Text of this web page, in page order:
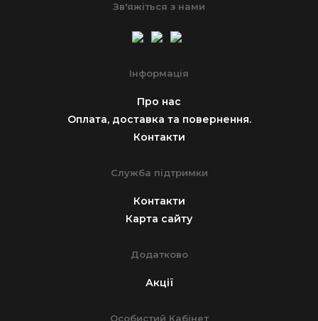
Зв'яжіться з нами
Інформація
Про нас
Оплата, доставка та повернення.
Контакти
Служба підтримки
Контакти
Карта сайту
Додатково
Акції
Особистий Кабінет